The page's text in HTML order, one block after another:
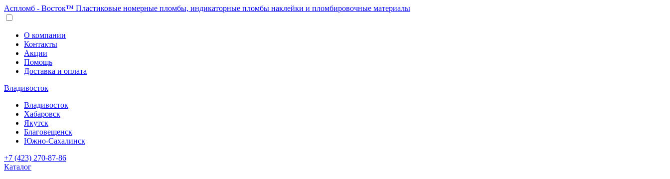
Аспломб - Восток™ Пластиковые номерные пломбы, индикаторные пломбы наклейки и пломбировочные материалы
О компании
Контакты
Акции
Помощь
Доставка и оплата
Владивосток
Владивосток
Хабаровск
Якутск
Благовещенск
Южно-Сахалинск
+7 (423) 270-87-86
Каталог